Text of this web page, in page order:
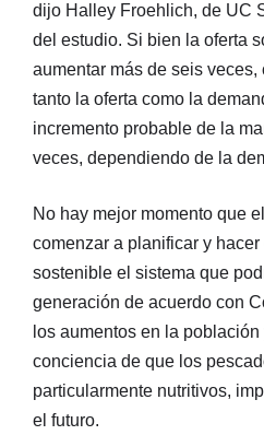
dijo Halley Froehlich, de UC
del estudio. Si bien la oferta
aumentar más de seis
tanto la oferta como la
incremento probable de la
veces, dependiendo de la
No hay mejor momento que
comenzar a planificar y
sostenible el sistema que
generación de acuerdo con
los aumentos en la
conciencia de que los
particularmente nutritivos,
el futuro.